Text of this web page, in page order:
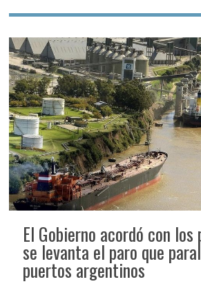
El Gobierno acordó con
se levanta el paro que
puertos argentinos